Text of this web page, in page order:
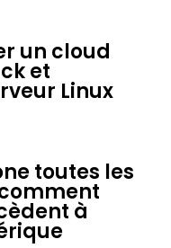
un cloud
et
Linux
toutes les
à